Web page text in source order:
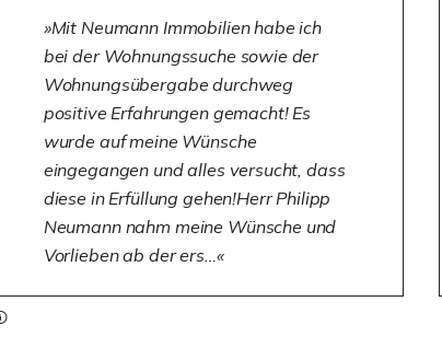
Mit Neumann Immobilien habe ich
bei der Wohnungssuche sowie der
Wohnungsübergabe durchweg
positive Erfahrungen gemacht! Es
wurde auf meine Wünsche
eingegangen und alles versucht, dass
diese in Erfüllung gehen!Herr Philipp
Neumann nahm meine Wünsche und
Vorlieben ab der ers…